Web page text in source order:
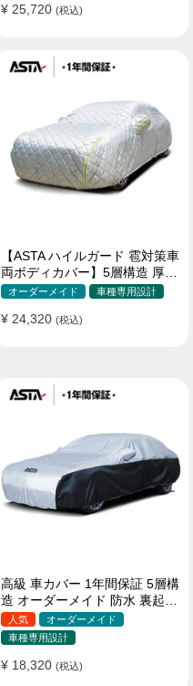
¥ 25,720 (税込)
【ASTA ハイルガード 雹対策車
両ボディカバー】5層構造 厚手
オーダーメイド 凍結防止 防雪
ィカバー
オーダーメイド 車種専用設計
¥ 24,320 (税込)
高級 車カバー 1年間保証 5層構
造 オーダーメイド 防水 裏起毛
台風対策 黄砂対策 車種専用
人気
オーダーメイド
車種専用設計
¥ 18,320 (税込)